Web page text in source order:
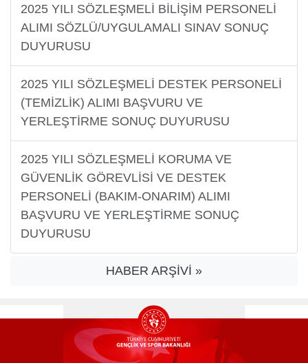
2025 YILI SÖZLEŞMELİ BİLİŞİM PERSONELİ
ALIMI SÖZLÜ/UYGULAMALI SINAV SONUÇ
DUYURUSU
2025 YILI SÖZLEŞMELİ DESTEK PERSONELİ
(TEMİZLİK) ALIMI BAŞVURU VE
YERLEŞTİRME SONUÇ DUYURUSU
2025 YILI SÖZLEŞMELİ KORUMA VE
GÜVENLİK GÖREVLİSİ VE DESTEK
PERSONELİ (BAKIM-ONARIM) ALIMI
BAŞVURU VE YERLEŞTİRME SONUÇ
DUYURUSU
HABER ARŞİVİ »